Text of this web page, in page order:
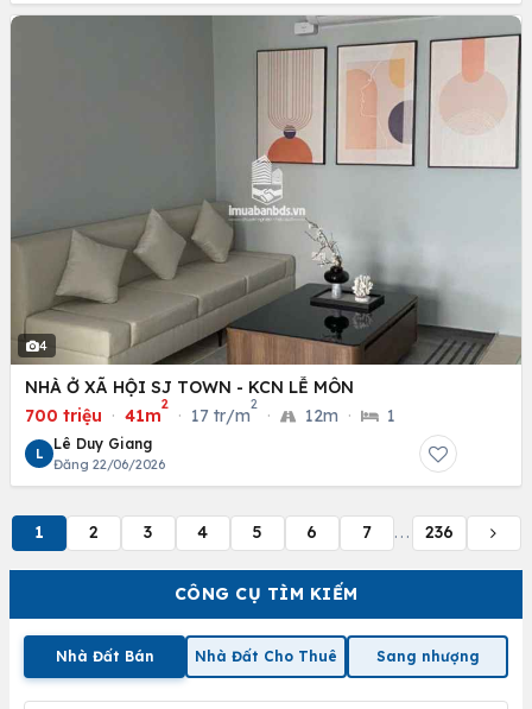
CÔNG CỤ TÌM KIẾM
Nhà Đất Bán Nhà Đất Cho Thuê Sang nhượng
4
NHÀ Ở XÃ HỘI SJ TOWN - KCN LỄ MÔN
700 triệu · 41m
2
· 17 tr/m
2
· 12m · 1
L
Lê Duy Giang
Đăng 22/06/2026
1 2 3 4 5 6 7 ... 236